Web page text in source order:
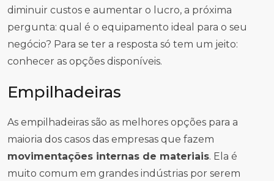
diminuir custos e aumentar o lucro, a próxima
pergunta: qual é o equipamento ideal para o seu
negócio? Para se ter a resposta só tem um jeito:
conhecer as opções disponíveis.
Empilhadeiras
As empilhadeiras são as melhores opções para a
maioria dos casos das empresas que fazem
movimentações internas de materiais. Ela é
muito comum em grandes indústrias por serem